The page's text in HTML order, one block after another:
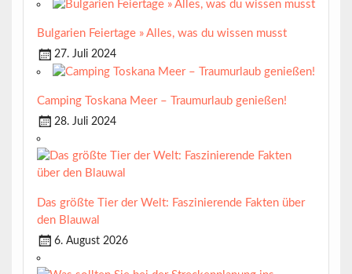
Bulgarien Feiertage » Alles, was du wissen musst
27. Juli 2024
Camping Toskana Meer – Traumurlaub genießen!
28. Juli 2024
Das größte Tier der Welt: Faszinierende Fakten über
den Blauwal
6. August 2026